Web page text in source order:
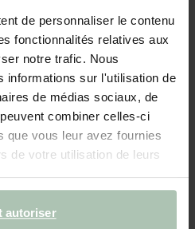
de personnaliser le contenu
fonctionnalités relatives aux
notre trafic. Nous
informations sur l'utilisation de
de médias sociaux, de
combiner celles-ci
que vous leur avez fournies
de votre utilisation de leurs
autoriser